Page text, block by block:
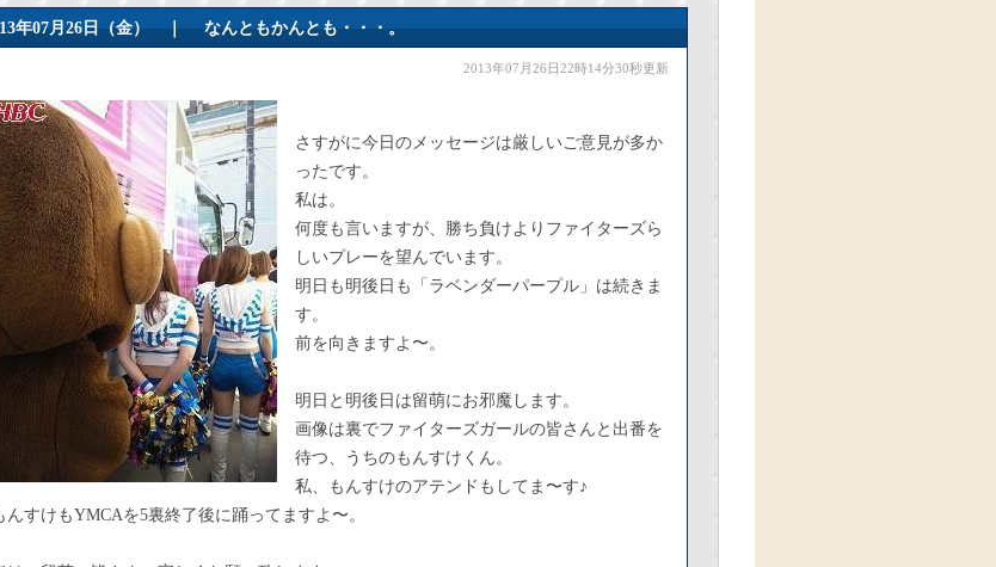
年07月26日（金） ｜なんともかんとも・・・。
2013年07月26日22時14分30秒更新
さすがに今日のメッセージは厳しいご意見が多か
ったです。
私は。
何度も言いますが、勝ち負けよりファイターズら
しいプレーを望んでいます。
明日も明後日も「ラベンダーパープル」は続きま
す。
前を向きますよ〜。
明日と明後日は留萌にお邪魔します。
画像は裏でファイターズガールの皆さんと出番を
待つ、うちのもんすけくん。
私、もんすけのアテンドもしてま〜す♪
んすけもYMCAを5裏終了後に踊ってますよ〜。